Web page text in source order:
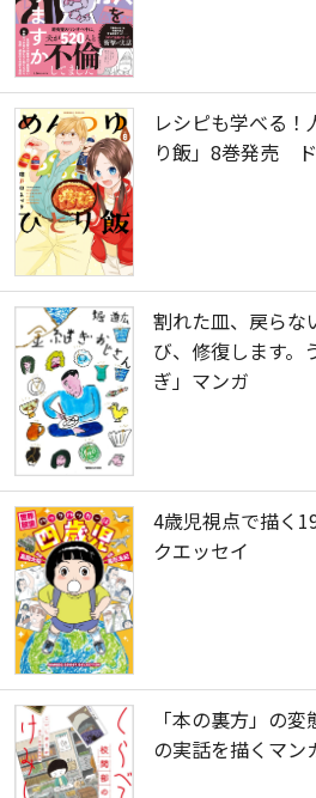
レシピも学べる！
り飯」8巻発売
割れた皿、戻らな
び、修復します。
ぎ」マンガ
4歳児視点で描く
クエッセイ
「本の裏方」の
の実話を描くマン